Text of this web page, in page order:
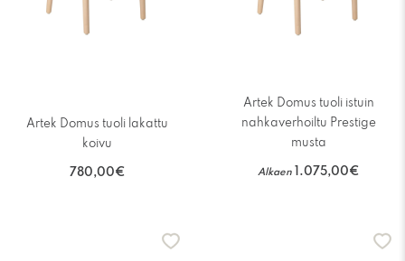
Artek Domus tuoli lakattu
koivu
780,00€
Artek Domus tuoli istuin
nahkaverhoiltu Prestige
musta
Alkaen 1.075,00€